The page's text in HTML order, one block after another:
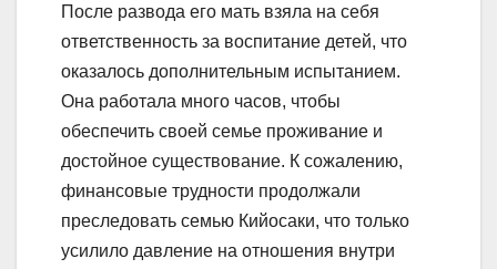
После развода его мать взяла на себя
ответственность за воспитание детей, что
оказалось дополнительным испытанием.
Она работала много часов, чтобы
обеспечить своей семье проживание и
достойное существование. К сожалению,
финансовые трудности продолжали
преследовать семью Кийосаки, что только
усилило давление на отношения внутри